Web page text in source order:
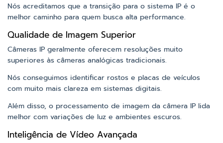
Nós acreditamos que a transição para o sistema IP é o
melhor caminho para quem busca alta performance.
Qualidade de Imagem Superior
Câmeras IP geralmente oferecem resoluções muito
superiores às câmeras analógicas tradicionais.
Nós conseguimos identificar rostos e placas de veículos
com muito mais clareza em sistemas digitais.
Além disso, o processamento de imagem da câmera IP lida
melhor com variações de luz e ambientes escuros.
Inteligência de Vídeo Avançada